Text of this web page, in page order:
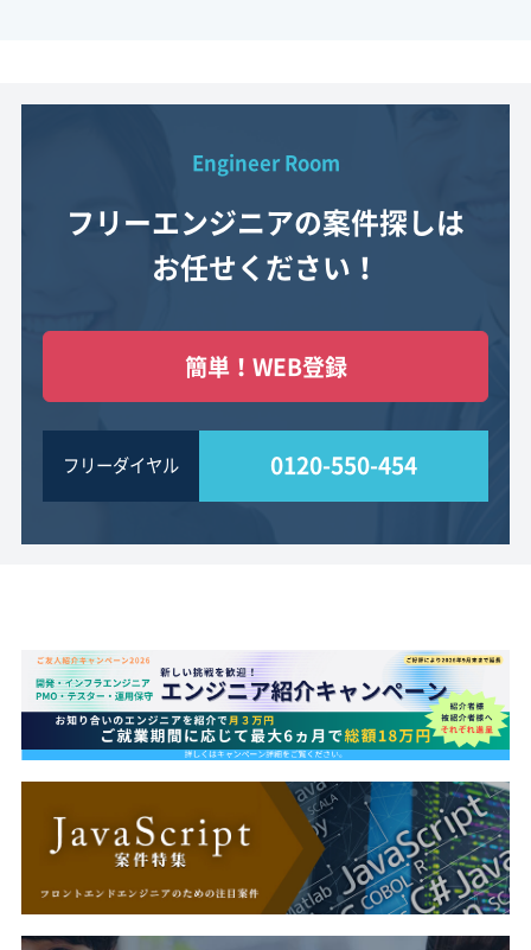
Engineer Room
フリーエンジニアの案件探しは
お任せください！
簡単！WEB登録
フリーダイヤル 0120-550-454